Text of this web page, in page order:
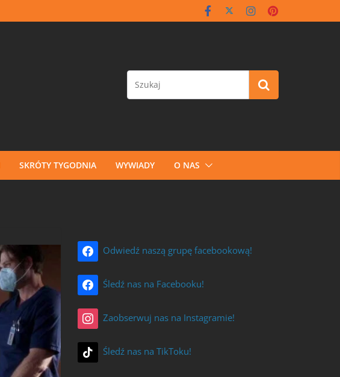
SKRÓTY TYGODNIA WYWIADY O NAS
Odwiedź naszą grupę facebookową!
Śledź nas na Facebooku!
Zaobserwuj nas na Instagramie!
Śledź nas na TikToku!